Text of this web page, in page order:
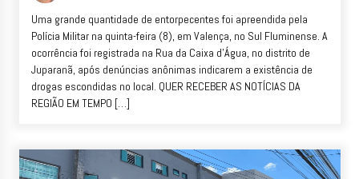
Uma grande quantidade de entorpecentes foi apreendida pela
Polícia Militar na quinta-feira (8), em Valença, no Sul Fluminense. A
ocorrência foi registrada na Rua da Caixa d’Água, no distrito de
Juparanã, após denúncias anônimas indicarem a existência de
drogas escondidas no local. QUER RECEBER AS NOTÍCIAS DA
REGIÃO EM TEMPO […]